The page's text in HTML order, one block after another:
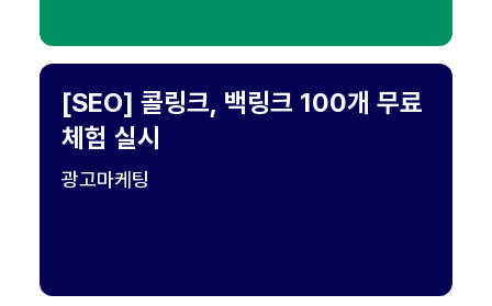
[SEO] 콜링크, 백링크 100개 무료
체험 실시
광고마케팅